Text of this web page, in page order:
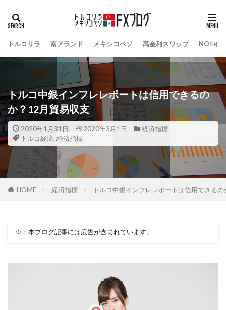
トルコリラ 南アランド メキシコペソ 高金利スワップ NOK/
トルコ中銀インフレレポートは信用できるの
か？12月貿易収支
2020年1月31日 2020年3月1日
経済指標
トルコ経済, 経済指標
HOME 経済指標 トルコ中銀インフレレポートは信用できる
※：本ブログ記事には広告が含まれています。